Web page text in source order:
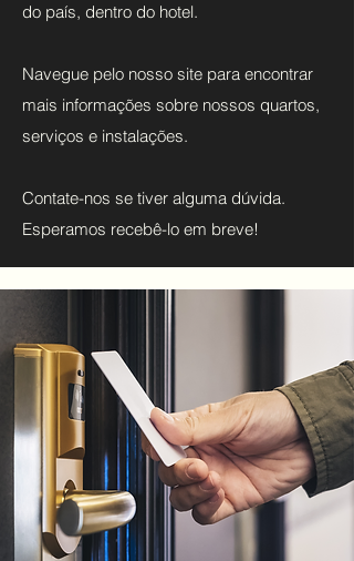
do país, dentro do hotel.
Navegue pelo nosso site para encontrar
mais informações sobre nossos quartos,
serviços e instalações.
Contate-nos se tiver alguma dúvida.
Esperamos recebê-lo em breve!